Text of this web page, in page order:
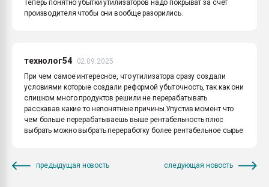
Теперь понятно убытки утилизаторов надо покрыват за счёт
производителя чтобы они вообще разорились.
технолог54
02.09.2025
При чем самое интересное, что утилизатора сразу создали
условиями которые создали реформой убыточность, так как они
слишком много продуктов решили не перерабатывать
расскавав какие то непонятные причины.Упустив момент что
чем больше перерабатываешь выше рентабельность плюс
выбрать можно выбрать переработку более рентабельное сырье
предыдущая новость следующая новость